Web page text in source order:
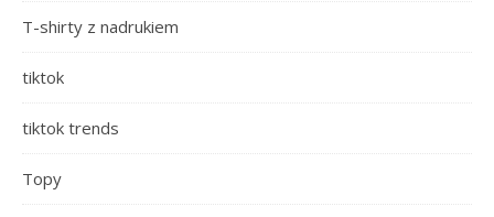
T-shirty z nadrukiem
tiktok
tiktok trends
Topy